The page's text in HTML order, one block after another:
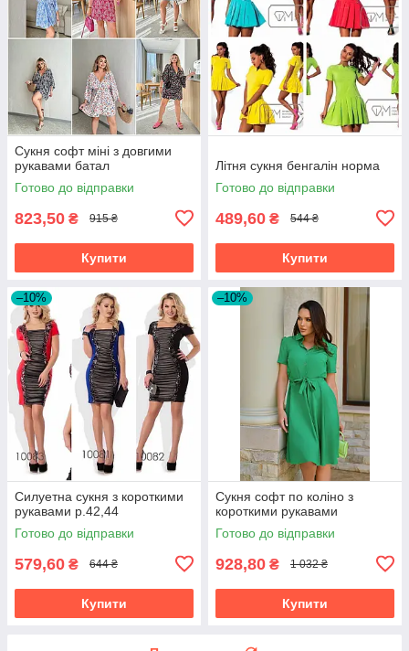
Сукня софт міні з довгими
рукавами батал
Готово до відправки
823,50 ₴ 915 ₴
Купити
Літня сукня бенгалін норма
Готово до відправки
489,60 ₴ 544 ₴
Купити
–10%
Силуетна сукня з короткими
рукавами р.42,44
Готово до відправки
579,60 ₴ 644 ₴
Купити
–10%
Сукня софт по коліно з
короткими рукавами
Готово до відправки
928,80 ₴ 1 032 ₴
Купити